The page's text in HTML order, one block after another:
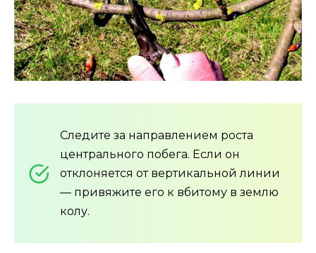
Следите за направлением роста
центрального побега. Если он
отклоняется от вертикальной линии
— привяжите его к вбитому в землю
колу.